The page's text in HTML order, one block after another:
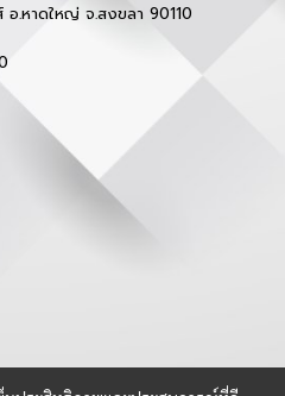
.หาดใหญ่ จ.สงขลา 90110